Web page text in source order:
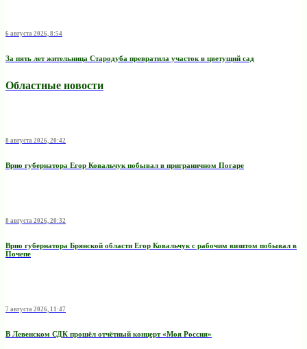
6 августа 2026, 8:54
За пять лет жительница Стародуба превратила участок в цветущий сад
Областные новости
8 августа 2026, 20:42
Врио губернатора Егор Ковальчук побывал в приграничном Погаре
8 августа 2026, 20:32
Врио губернатора Брянской области Егор Ковальчук с рабочим визитом побывал в
Почепе
7 августа 2026, 11:47
В Левенском СДК прошёл отчётный концерт «Моя Россия»